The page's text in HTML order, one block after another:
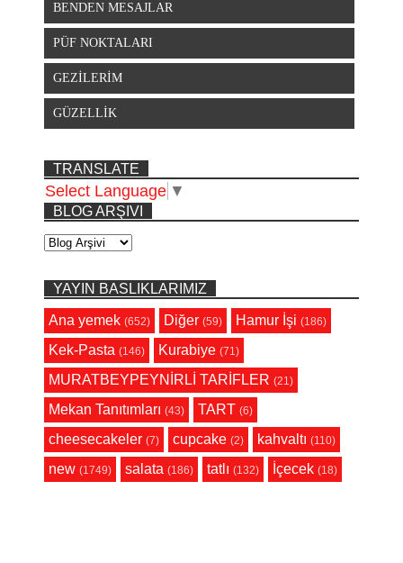
BENDEN MESAJLAR
PÜF NOKTALARI
GEZİLERİM
GÜZELLİK
TRANSLATE
Select Language ▼
BLOG ARŞIVI
YAYIN BASLIKLARIMIZ
Ana yemek (652) Diğer (59) Hamur İşi (186)
Kek-Pasta (146) Kurabiye (71)
MURATBEYPEYNİRLİ TARİFLER (21)
Mekan Tanıtımları (43) TART (6)
cheesecakeler (7) cupcake (2) kahvaltı (110)
new (1749) salata (186) tatlı (132) İçecek (18)